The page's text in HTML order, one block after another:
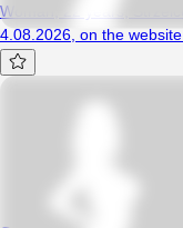
Woman, 22 years,
4.08.2026 on the